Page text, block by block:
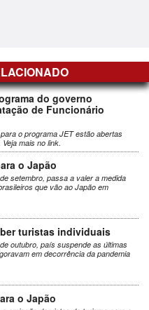
do governo
de Funcionário
o programa JET estão abertas
mais no link.
o Japão
setembro, passa a valer a medida
que vão ao Japão em
turistas individuais
outubro, país suspende as últimas
em decorrência da pandemia
o Japão